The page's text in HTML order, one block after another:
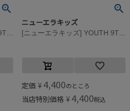
ニューエラキッズ
定価 ¥ 4,400のところ
当店特別価格 ¥ 4,400税込